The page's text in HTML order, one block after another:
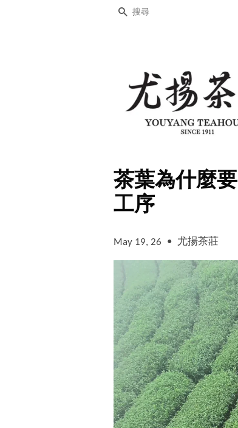
搜尋
茶葉為什麼
工序
May 19, 26 • 尤揚茶莊